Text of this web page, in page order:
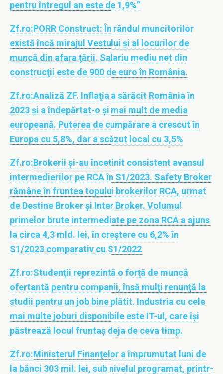
pentru întregul an este de 1,9%”
Zf.ro:PORR Construct: În rândul muncitorilor
există încă mirajul Vestului şi al locurilor de
muncă din afara ţării. Salariu mediu net din
construcţii este de 900 de euro în România.
Zf.ro:Analiză ZF. Inflaţia a sărăcit România în
2023 şi a îndepărtat-o şi mai mult de media
europeană. Puterea de cumpărare a crescut în
Europa cu 5,8%, dar a scăzut local cu 3,5%
Zf.ro:Brokerii şi-au încetinit consistent avansul
intermedierilor pe RCA în S1/2023. Safety Broker
rămâne în fruntea topului brokerilor RCA, urmat
de Destine Broker şi Inter Broker. Volumul
primelor brute intermediate pe zona RCA a ajuns
la circa 4,3 mld. lei, în creştere cu 6,2% în
S1/2023 comparativ cu S1/2022
Zf.ro:Studenţii reprezintă o forţă de muncă
ofertantă pentru companii, însă mulţi renunţă la
studii pentru un job bine plătit. Industria cu cele
mai multe joburi disponibile este IT-ul, care îşi
păstrează locul fruntaş deja de ceva timp.
Zf.ro:Ministerul Finanţelor a împrumutat luni de
la bănci 303 mil. lei, sub nivelul programat, printr-